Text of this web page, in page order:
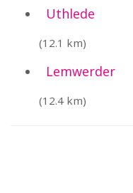
Uthlede
(12.1 km)
Lemwerder
(12.4 km)